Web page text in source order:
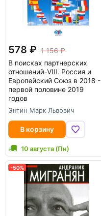
578
1 156
В поисках партнерских
отношений-VIII. Россия и
Европейский Союз в 2018 -
первой половине 2019
годов
Энтин Марк Львович
В корзину
10 августа (Пн)
-50%